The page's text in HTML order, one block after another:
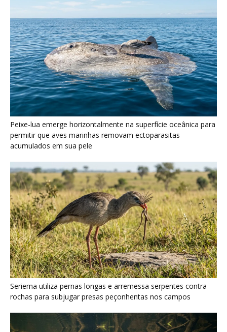
Peixe-lua emerge horizontalmente na superfície oceânica para
permitir que aves marinhas removam ectoparasitas
acumulados em sua pele
Seriema utiliza pernas longas e arremessa serpentes contra
rochas para subjugar presas peçonhentas nos campos